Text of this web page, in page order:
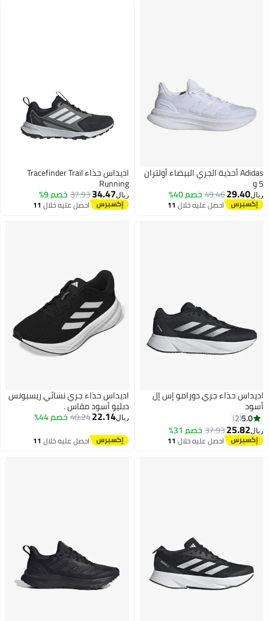
Adidas أحذية الجري البيضاء أولتران
29.40
49.46خصم 40%
احصل عليه خلال11
اغسطس
اديداس حذاء Tracefinder Trail
Running
34.47
37.93خصم 9%
احصل عليه خلال11
اغسطس
حذاء جري دورامو إس إل
5.0
2
25.82
37.93خصم 31%
احصل عليه خلال11
اغسطس
اديداس حذاء جري نسائي ريسبونس
دبليو أسود مقاس .
22.14
40.24خصم 44%
احصل عليه خلال11
اغسطس